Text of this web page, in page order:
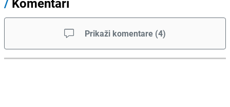
Prikaži komentare (4)